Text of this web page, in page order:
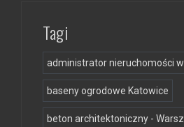
Tagi
administrator nieruchomości
baseny ogrodowe Katowice
beton architektoniczny -